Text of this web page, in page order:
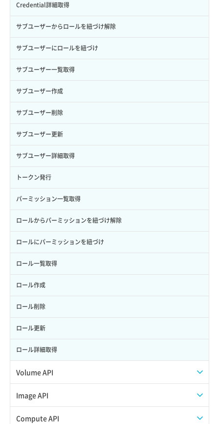
Credential詳細取得
サブユーザーからロールを紐づけ解除
サブユーザーにロールを紐づけ
サブユーザー一覧取得
サブユーザー作成
サブユーザー削除
サブユーザー更新
サブユーザー詳細取得
トークン発行
パーミッション一覧取得
ロールからパーミッションを紐づけ解除
ロールにパーミッションを紐づけ
ロール一覧取得
ロール作成
ロール削除
ロール更新
ロール詳細取得
Volume API
スナップショット一覧取得
スナップショット作成
Image API
ISOイメージアップロード
Compute API